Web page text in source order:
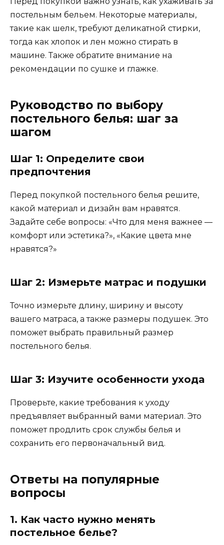
постельным бельем. Некоторые материалы,
такие как шелк, требуют деликатной стирки,
тогда как хлопок и лен можно стирать в
машине. Также обратите внимание на
рекомендации по сушке и глажке.
Руководство по выбору
постельного белья: шаг за
шагом
Шаг 1: Определите свои
предпочтения
Перед покупкой постельного белья решите,
какой материал и дизайн вам нравятся.
Задайте себе вопросы: «Что для меня важнее —
комфорт или эстетика?», «Какие цвета мне
нравятся?»
Шаг 2: Измерьте матрас и подушки
Точно измерьте длину, ширину и высоту
вашего матраса, а также размеры подушек. Это
поможет выбрать правильный размер
постельного белья.
Шаг 3: Изучите особенности ухода
Проверьте, какие требования к уходу
предъявляет выбранный вами материал. Это
поможет продлить срок службы белья и
сохранить его первоначальный вид.
Ответы на популярные
вопросы
1. Как часто нужно менять
постельное белье?